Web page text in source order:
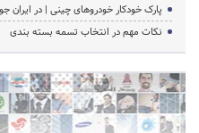
پارک خودکار خودروهای چینی | در ایران
نکات مهم در انتخاب تسمه بسته بندی